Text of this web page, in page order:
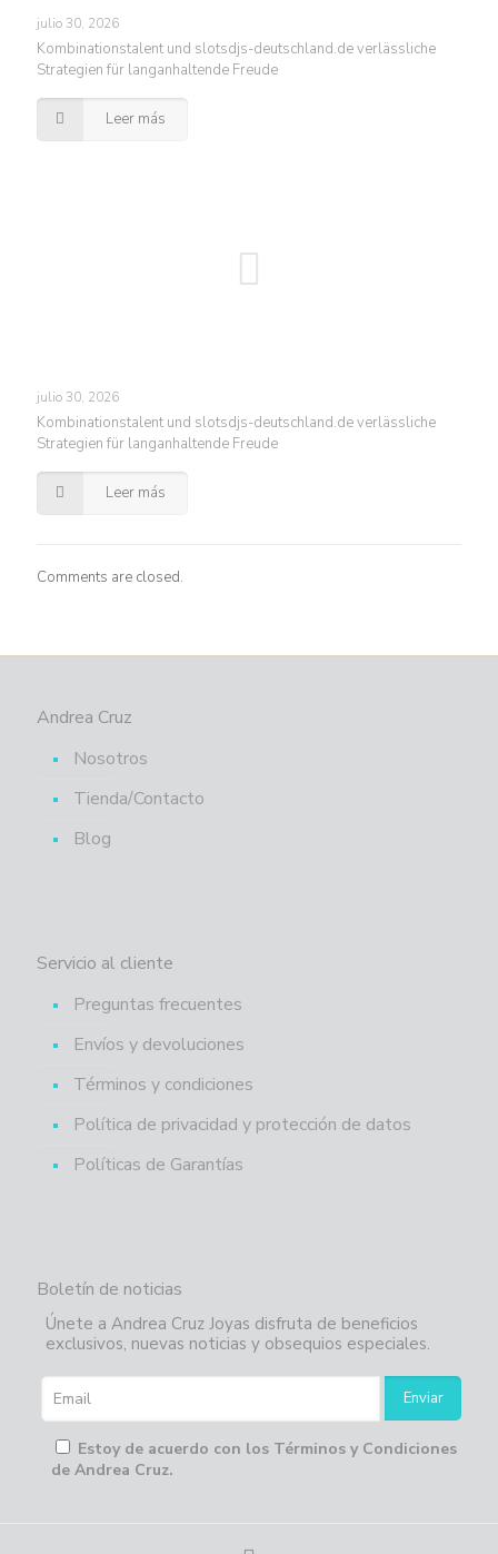
julio 30, 2026
Kombinationstalent und slotsdjs-deutschland.de verlässliche
Strategien für langanhaltende Freude
Leer más
julio 30, 2026
Kombinationstalent und slotsdjs-deutschland.de verlässliche
Strategien für langanhaltende Freude
Leer más
Comments are closed.
Andrea Cruz
Nosotros
Tienda/Contacto
Blog
Servicio al cliente
Preguntas frecuentes
Envíos y devoluciones
Términos y condiciones
Política de privacidad y protección de datos
Políticas de Garantías
Boletín de noticias
Únete a Andrea Cruz Joyas disfruta de beneficios
exclusivos, nuevas noticias y obsequios especiales.
Estoy de acuerdo con los Términos y Condiciones
de Andrea Cruz.